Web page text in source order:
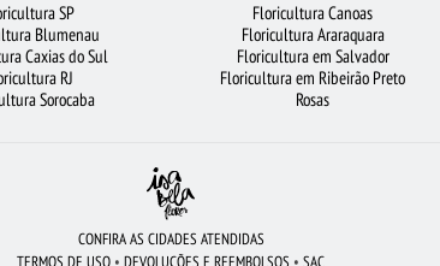
FLORICULTURA BARUERI FLORES BRANCAS
FLORICULTURA RIBEIRÃO PRETO
SP
Blumenau
Caxias do Sul
RJ
Sorocaba
Floricultura Canoas
Floricultura Araraquara
Floricultura em Salvador
Floricultura em Ribeirão Preto
Rosas
CONFIRA AS CIDADES ATENDIDAS
TERMOS DE USO • DEVOLUÇÕES E REEMBOLSOS • SAC